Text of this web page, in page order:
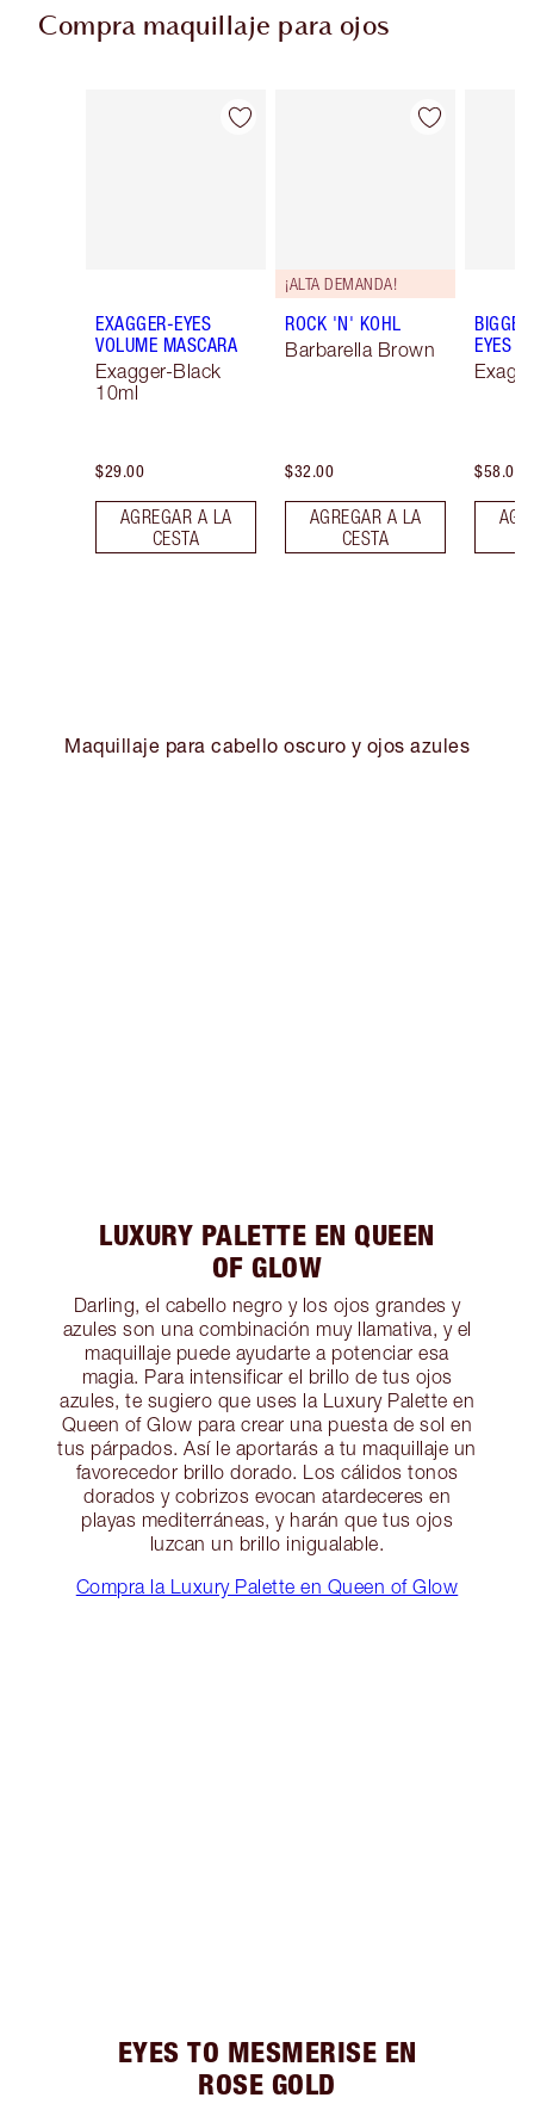
Compra maquillaje para ojos
Artículo 1 de 78
EXAGGER-EYES
VOLUME MASCARA
Exagger-Black
10ml
$29.00
AGREGAR A LA
CESTA
Artículo 2 de 78
¡ALTA DEMANDA!
ROCK 'N' KOHL
Barbarella Brown
$32.00
AGREGAR A LA
CESTA
EYES
$58.00
Maquillaje para cabello oscuro y ojos azules
LUXURY PALETTE EN QUEEN
OF GLOW
Darling, el cabello negro y los ojos grandes y
azules son una combinación muy llamativa, y el
maquillaje puede ayudarte a potenciar esa
magia. Para intensificar el brillo de tus ojos
azules, te sugiero que uses la Luxury Palette en
Queen of Glow para crear una puesta de sol en
tus párpados. Así le aportarás a tu maquillaje un
favorecedor brillo dorado. Los cálidos tonos
dorados y cobrizos evocan atardeceres en
playas mediterráneas, y harán que tus ojos
luzcan un brillo inigualable.
Compra la Luxury Palette en Queen of Glow
EYES TO MESMERISE EN
ROSE GOLD